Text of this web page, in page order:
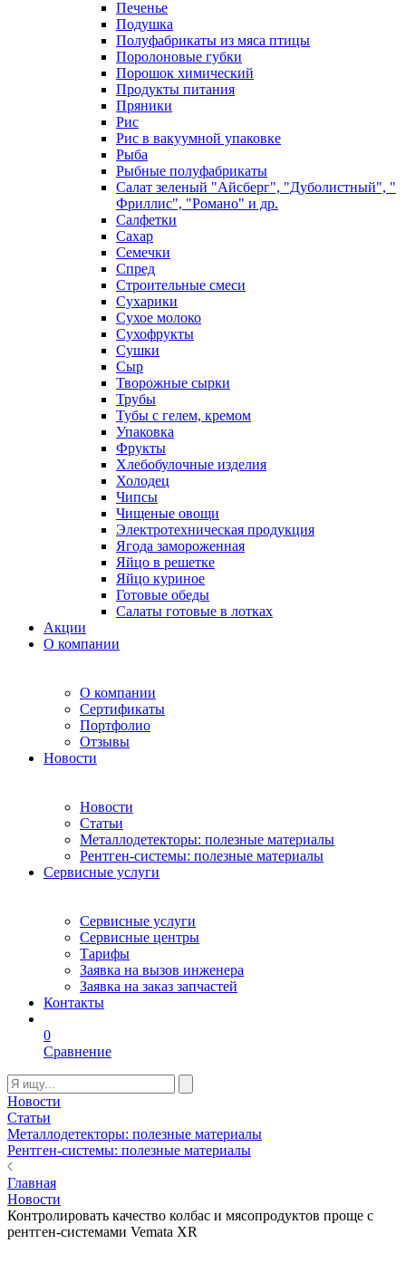
Печенье
Подушка
Полуфабрикаты из мяса птицы
Поролоновые губки
Порошок химический
Продукты питания
Пряники
Рис
Рис в вакуумной упаковке
Рыба
Рыбные полуфабрикаты
Салат зеленый "Айсберг", "Дуболистный", "
Фриллис", "Романо" и др.
Салфетки
Сахар
Семечки
Спред
Строительные смеси
Сухарики
Сухое молоко
Сухофрукты
Сушки
Сыр
Творожные сырки
Трубы
Тубы с гелем, кремом
Упаковка
Фрукты
Хлебобулочные изделия
Холодец
Чипсы
Чищеные овощи
Электротехническая продукция
Ягода замороженная
Яйцо в решетке
Яйцо куриное
Готовые обеды
Салаты готовые в лотках
Акции
О компании
О компании
Сертификаты
Портфолио
Отзывы
Новости
Новости
Статьи
Металлодетекторы: полезные материалы
Рентген-системы: полезные материалы
Сервисные услуги
Сервисные услуги
Сервисные центры
Тарифы
Заявка на вызов инженера
Заявка на заказ запчастей
Контакты
0
Сравнение
Новости
Статьи
Металлодетекторы: полезные материалы
Рентген-системы: полезные материалы
Главная
Новости
Контролировать качество колбас и мясопродуктов проще с
рентген-системами Vemata XR